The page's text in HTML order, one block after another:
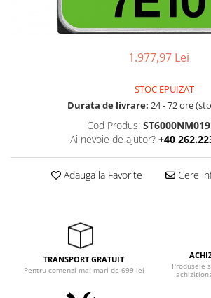
Gaming PC & Console
Microfoane & Casti Gaming
Scaune Gaming
Tastaturi Gaming
Card Reader
Casti
1.977,97 Lei
STOC EPUIZAT
Durata de livrare: 24 - 72 ore
Cod Produs:
Ai nevoie de ajutor? +40
Adauga la Favorite Cere
TRANSPORT GRATUIT
Pentru comenzi mai mari de 699 lei
Produsele